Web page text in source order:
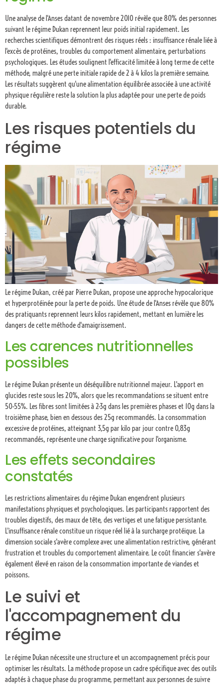
Une analyse de l'Anses datant de novembre 2010 révèle que 80% des personnes
suivant le régime Dukan reprennent leur poids initial rapidement. Les
recherches scientifiques démontrent des risques réels : insuffisance rénale liée à
l'excès de protéines, troubles du comportement alimentaire, perturbations
psychologiques. Les études soulignent l'efficacité limitée à long terme de cette
méthode, malgré une perte initiale rapide de 2 à 4 kilos la première semaine.
Les résultats suggèrent qu'une alimentation équilibrée associée à une activité
physique régulière reste la solution la plus adaptée pour une perte de poids
durable.
Les risques potentiels du
régime
Le régime Dukan, créé par Pierre Dukan, propose une approche hypocalorique
et hyperprotéinée pour la perte de poids. Une étude de l'Anses révèle que 80%
des pratiquants reprennent leurs kilos rapidement, mettant en lumière les
dangers de cette méthode d'amaigrissement.
Les carences nutritionnelles
possibles
Le régime Dukan présente un déséquilibre nutritionnel majeur. L'apport en
glucides reste sous les 20%, alors que les recommandations se situent entre
50-55%. Les fibres sont limitées à 2-3g dans les premières phases et 10g dans la
troisième phase, bien en dessous des 25g recommandés. La consommation
excessive de protéines, atteignant 3,5g par kilo par jour contre 0,83g
recommandés, représente une charge significative pour l'organisme.
Les effets secondaires
constatés
Les restrictions alimentaires du régime Dukan engendrent plusieurs
manifestations physiques et psychologiques. Les participants rapportent des
troubles digestifs, des maux de tête, des vertiges et une fatigue persistante.
L'insuffisance rénale constitue un risque réel lié à la surcharge protéique. La
dimension sociale s'avère complexe avec une alimentation restrictive, générant
frustration et troubles du comportement alimentaire. Le coût financier s'avère
également élevé en raison de la consommation importante de viandes et
poissons.
Le suivi et
l'accompagnement du
régime
Le régime Dukan nécessite une structure et un accompagnement précis pour
optimiser les résultats. La méthode propose un cadre spécifique avec des outils
adaptés à chaque phase du programme, permettant aux personnes de suivre